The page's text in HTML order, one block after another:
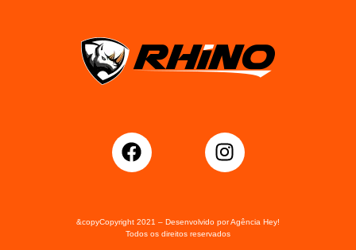
&copyCopyright 2021 – Desenvolvido por Agência Hey!
Todos os direitos reservados